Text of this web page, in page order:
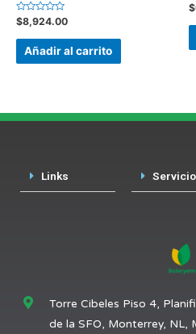
Valorado
en
0
$8,924.00
Añadir al carrito
en
0
$
Links
Torre Cibeles Piso 4,
de la SFO, Monterrey, NL,